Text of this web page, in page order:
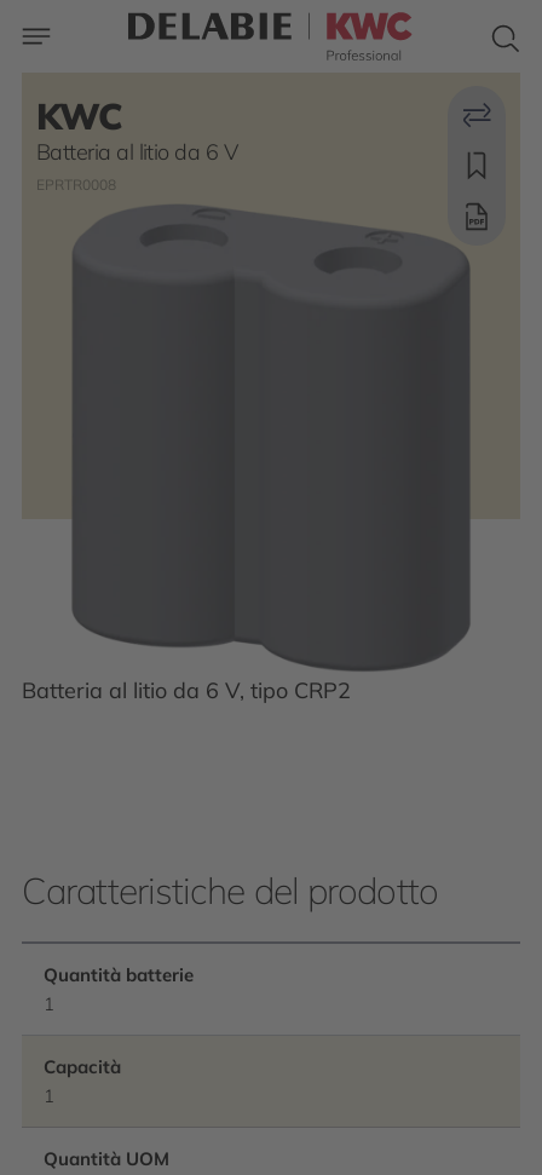
KWC
Batteria al litio da 6 V
EPRTR0008
Batteria al litio da 6 V, tipo CRP2
Caratteristiche del prodotto
Quantità batterie
1
Capacità
1
Quantità UOM